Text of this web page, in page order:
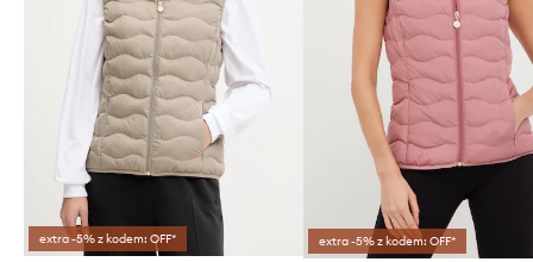
extra -5% z kodem: OFF* extra -5% z kodem: OFF*